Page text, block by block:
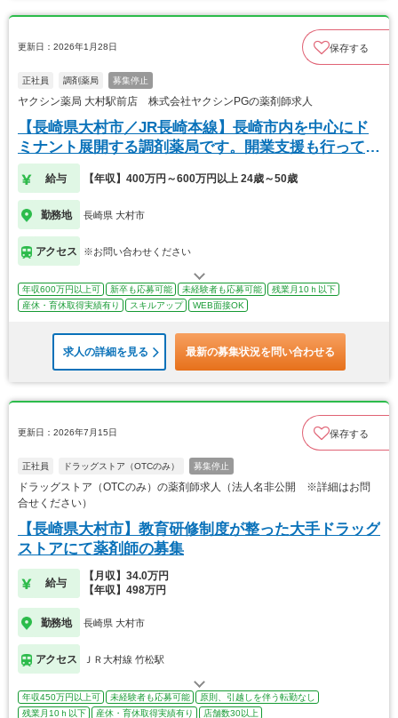
更新日：2026年1月28日 保存する
正社員 調剤薬局 募集停止
ヤクシン薬局 大村駅前店 株式会社ヤクシンPGの薬剤師求人
【長崎県大村市／JR長崎本線】長崎市内を中心にド
ミナント展開する調剤薬局です。開業支援も行ってま
す。
給与 【年収】400万円～600万円以上 24歳～50歳
勤務地 長崎県 大村市
アクセス ※お問い合わせください
年収600万円以上可 新卒も応募可能 未経験者も応募可能
残業月10ｈ以下
産休・育休取得実績有り
スキルアップ WEB面接OK
求人の詳細を見る 最新の募集状況を問い合わせる
更新日：2026年7月15日 保存する
正社員 ドラッグストア（OTCのみ） 募集停止
ドラッグストア（OTCのみ）の薬剤師求人（法人名非公開 ※詳細はお問
合せください）
【長崎県大村市】教育研修制度が整った大手ドラッグ
ストアにて薬剤師の募集
給与
【月収】34.0万円
【年収】498万円
勤務地 長崎県 大村市
アクセス ＪＲ大村線 竹松駅
年収450万円以上可 未経験者も応募可能
原則、引越しを伴う転勤なし
残業月10ｈ以下
産休・育休取得実績有り 店舗数30以上